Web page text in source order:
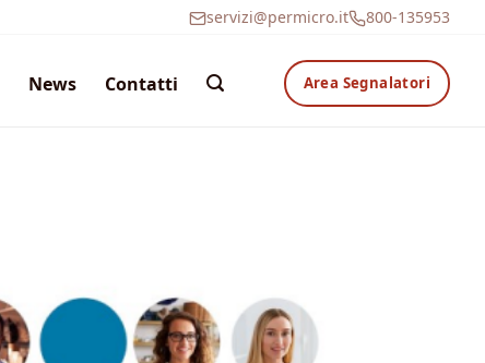
servizi@permicro.it 800-135953
News Contatti Area Segnalatori